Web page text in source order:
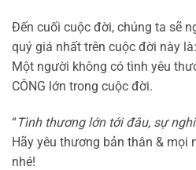
Đến cuối cuộc đời, chúng ta sẽ
quý giá nhất trên cuộc đời này là:
Một người không có tình yêu
CÔNG lớn trong cuộc đời.
“Tình thương lớn tới đâu, sự
Hãy yêu thương bản thân & mọi
nhé!